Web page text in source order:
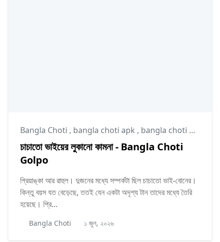
Bangla Choti , bangla choti apk , bangla choti golpo
চাচাতো ভাইয়ের লুকানো কামনা - Bangla Choti
Golpo
প্রিয়াঙ্কা আর রাহুল। দুজনের মধ্যে সম্পর্কটা ছিল চাচাতো ভাই-বোনের।
কিন্তু বয়স যত বেড়েছে, ততই যেন একটা অদৃশ্য টান তাদের মধ্যে তৈরি
হয়েছে। প্রি...
Bangla Choti ১ জুল, ২০২৬